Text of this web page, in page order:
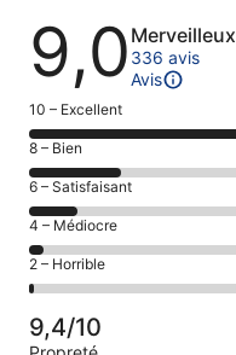
Avis
9,0 Merveilleux
336 avis
Avis
Note
des
voyageurs
de 10
(Excellent),
d’après 225 avis
sur 336.
10 – Excellent
Note
des
voyageurs
de 8
(Bien),
d’après 64 avis
sur 336.
8 – Bien
Note
des
voyageurs
de 6
(Satisfaisant),
sur 336.
6 – Satisfaisant
Note
des
voyageurs
de 4
(Médiocre),
d’après 10 avis
4 – Médiocre
Note
des
voyageurs
de 2
2 – Horrible
9,4/10